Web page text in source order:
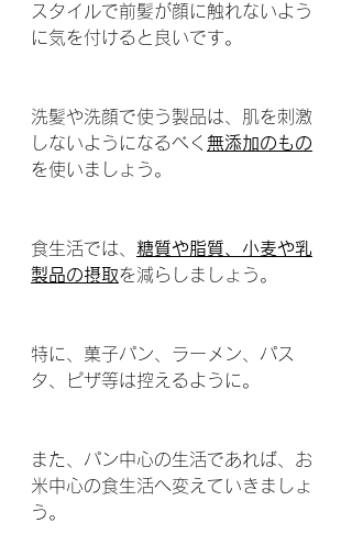
スタイルで前髪が顔に触れないよう
に気を付けると良いです。
洗髪や洗顔で使う製品は、肌を刺激
しないようになるべく 無添加のもの
を使いましょう。
食生活では、 糖質や脂質、小麦や乳
製品の摂取を減らしましょう。
特に、菓子パン、ラーメン、パス
タ、ピザ等は控えるように。
また、パン中心の生活であれば、お
米中心の食生活へ変えていきましょ
う。